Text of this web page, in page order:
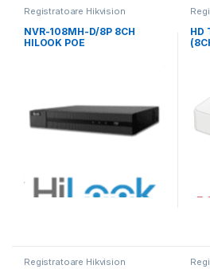
Registratoare Hikvision
NVR-108MH-D/8P 8CH
HILOOK POE
HD
Registratoare Hikvision